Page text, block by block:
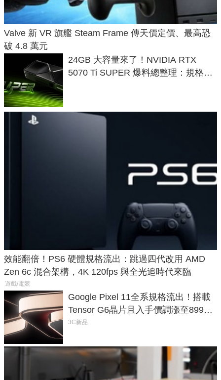
Valve 新 VR 旗艦 Steam Frame 傳天價定價、最高恐
破 4.8 萬元
24GB 大容量來了！NVIDIA RTX
5070 Ti SUPER 爆料總整理：規格、
效能翻倍！PS6 硬體規格流出：跳過四代改用 AMD
Zen 6c 混合架構，4K 120fps 與全光追時代來臨
遊戲/電競
Google Pixel 11全系規格流出！搭載
Tensor G6晶片且入手價調漲至899美
元
3C新品